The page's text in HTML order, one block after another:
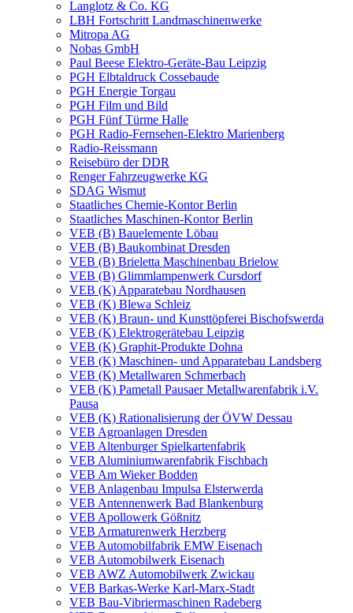
Langlotz & Co. KG
LBH Fortschritt Landmaschinenwerke
Mitropa AG
Nobas GmbH
Paul Beese Elektro-Geräte-Bau Leipzig
PGH Elbtaldruck Cossebaude
PGH Energie Torgau
PGH Film und Bild
PGH Fünf Türme Halle
PGH Radio-Fernsehen-Elektro Marienberg
Radio-Reissmann
Reisebüro der DDR
Renger Fahrzeugwerke KG
SDAG Wismut
Staatliches Chemie-Kontor Berlin
Staatliches Maschinen-Kontor Berlin
VEB (B) Bauelemente Löbau
VEB (B) Baukombinat Dresden
VEB (B) Brieletta Maschinenbau Brielow
VEB (B) Glimmlampenwerk Cursdorf
VEB (K) Apparatebau Nordhausen
VEB (K) Blewa Schleiz
VEB (K) Braun- und Kunsttöpferei Bischofswerda
VEB (K) Elektrogerätebau Leipzig
VEB (K) Graphit-Produkte Dohna
VEB (K) Maschinen- und Apparatebau Landsberg
VEB (K) Metallwaren Schmerbach
VEB (K) Pametall Pausaer Metallwarenfabrik i.V.
Pausa
VEB (K) Rationalisierung der ÖVW Dessau
VEB Agroanlagen Dresden
VEB Altenburger Spielkartenfabrik
VEB Aluminiumwarenfabrik Fischbach
VEB Am Wieker Bodden
VEB Anlagenbau Impulsa Elsterwerda
VEB Antennenwerk Bad Blankenburg
VEB Apollowerk Gößnitz
VEB Armaturenwerk Herzberg
VEB Automobilfabrik EMW Eisenach
VEB Automobilwerk Eisenach
VEB AWZ Automobilwerk Zwickau
VEB Barkas-Werke Karl-Marx-Stadt
VEB Bau-Vibriermaschinen Radeberg